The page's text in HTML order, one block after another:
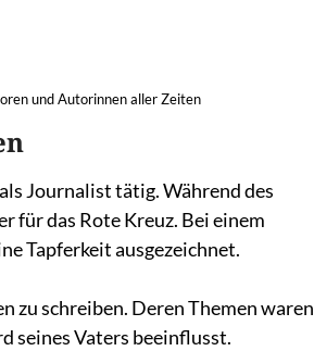
und Autorinnen aller Zeiten
Journalist tätig. Während des
für das Rote Kreuz. Bei einem
Tapferkeit ausgezeichnet.
zu schreiben. Deren Themen waren
seines Vaters beeinflusst.